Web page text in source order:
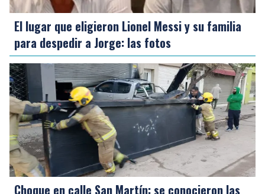
El lugar que eligieron Lionel Messi y su familia
para despedir a Jorge: las fotos
Choque en calle San Martín: se conocieron las